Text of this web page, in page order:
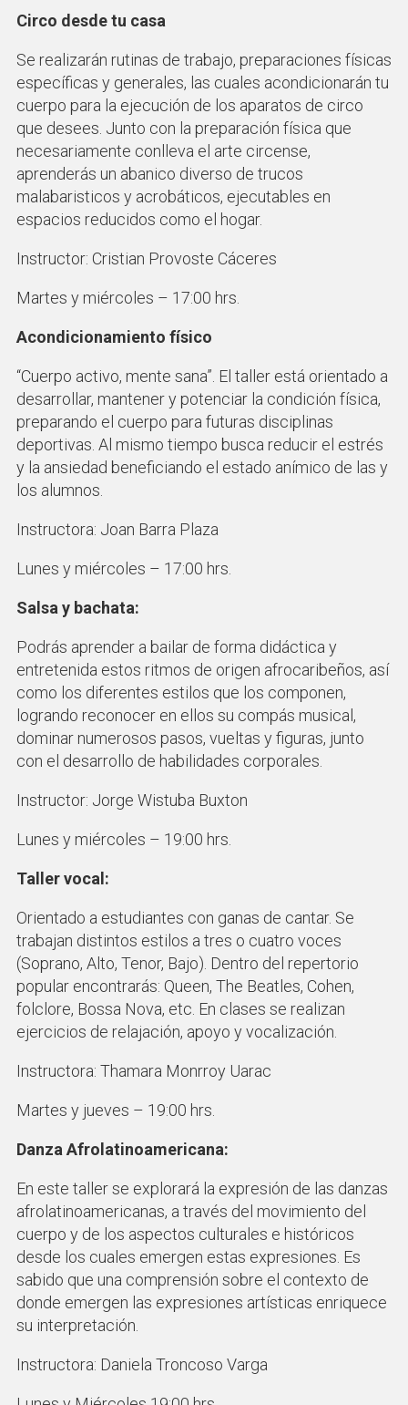
Circo desde tu casa
Se realizarán rutinas de trabajo, preparaciones físicas
específicas y generales, las cuales acondicionarán tu
cuerpo para la ejecución de los aparatos de circo
que desees. Junto con la preparación física que
necesariamente conlleva el arte circense,
aprenderás un abanico diverso de trucos
malabaristicos y acrobáticos, ejecutables en
espacios reducidos como el hogar.
Instructor: Cristian Provoste Cáceres
Martes y miércoles – 17:00 hrs.
Acondicionamiento físico
“Cuerpo activo, mente sana”. El taller está orientado a
desarrollar, mantener y potenciar la condición física,
preparando el cuerpo para futuras disciplinas
deportivas. Al mismo tiempo busca reducir el estrés
y la ansiedad beneficiando el estado anímico de las y
los alumnos.
Instructora: Joan Barra Plaza
Lunes y miércoles – 17:00 hrs.
Salsa y bachata:
Podrás aprender a bailar de forma didáctica y
entretenida estos ritmos de origen afrocaribeños, así
como los diferentes estilos que los componen,
logrando reconocer en ellos su compás musical,
dominar numerosos pasos, vueltas y figuras, junto
con el desarrollo de habilidades corporales.
Instructor: Jorge Wistuba Buxton
Lunes y miércoles – 19:00 hrs.
Taller vocal:
Orientado a estudiantes con ganas de cantar. Se
trabajan distintos estilos a tres o cuatro voces
(Soprano, Alto, Tenor, Bajo). Dentro del repertorio
popular encontrarás: Queen, The Beatles, Cohen,
folclore, Bossa Nova, etc. En clases se realizan
ejercicios de relajación, apoyo y vocalización.
Instructora: Thamara Monrroy Uarac
Martes y jueves – 19:00 hrs.
Danza Afrolatinoamericana:
En este taller se explorará la expresión de las danzas
afrolatinoamericanas, a través del movimiento del
cuerpo y de los aspectos culturales e históricos
desde los cuales emergen estas expresiones. Es
sabido que una comprensión sobre el contexto de
donde emergen las expresiones artísticas enriquece
su interpretación.
Instructora: Daniela Troncoso Varga